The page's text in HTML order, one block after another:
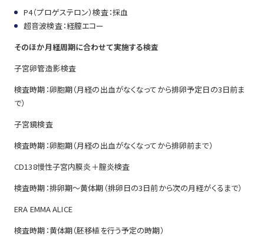
P4（プロゲステロン）検査：採血
超音波検査：経膣エコー
そのほか月経周期に合わせて実施する検査
子宮卵管造影検査
検査時期：卵胞期（月経の出血がなくなってから排卵予定日の3日前ま
で）
子宮鏡検査
検査時期：卵胞期（月経の出血がなくなってから排卵前まで）
CD138慢性子宮内膜炎＋腟炎検査
検査時期：排卵期～黄体期（排卵日の3日前から次の月経がくるまで）
ERA EMMA ALICE
検査時期：黄体期（胚移植を行う予定の時期）